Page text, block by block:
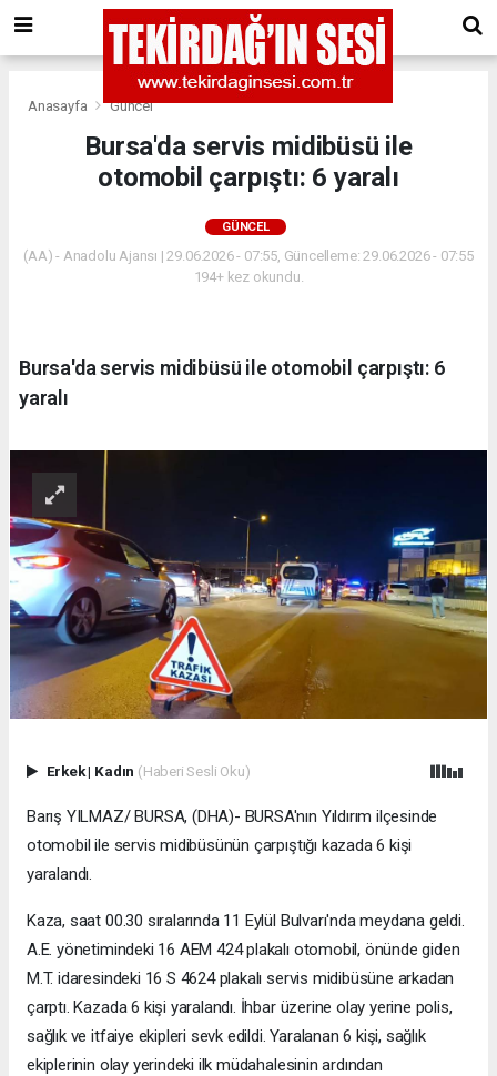
Anasayfa Güncel
Bursa'da servis midibüsü ile
otomobil çarpıştı: 6 yaralı
GÜNCEL
(AA) - Anadolu Ajansı | 29.06.2026 - 07:55, Güncelleme: 29.06.2026 - 07:55
194+ kez okundu.
Bursa'da servis midibüsü ile otomobil çarpıştı: 6
yaralı
Erkek| Kadın (Haberi Sesli Oku)
Barış YILMAZ/ BURSA, (DHA)- BURSA'nın Yıldırım ilçesinde
otomobil ile servis midibüsünün çarpıştığı kazada 6 kişi
yaralandı.
Kaza, saat 00.30 sıralarında 11 Eylül Bulvarı'nda meydana geldi.
A.E. yönetimindeki 16 AEM 424 plakalı otomobil, önünde giden
M.T. idaresindeki 16 S 4624 plakalı servis midibüsüne arkadan
çarptı. Kazada 6 kişi yaralandı. İhbar üzerine olay yerine polis,
sağlık ve itfaiye ekipleri sevk edildi. Yaralanan 6 kişi, sağlık
ekiplerinin olay yerindeki ilk müdahalesinin ardından